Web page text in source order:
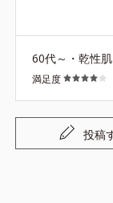
60代～・乾性肌
満足度
投稿